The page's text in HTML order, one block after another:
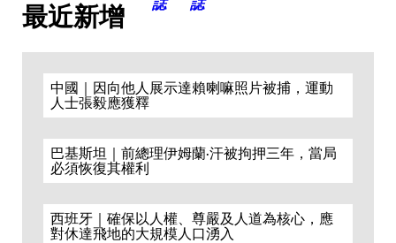
最近新增
中國｜因向他人展示達賴喇嘛照片被捕，運動
人士張毅應獲釋
巴基斯坦｜前總理伊姆蘭·汗被拘押三年，當局
必須恢復其權利
西班牙｜確保以人權、尊嚴及人道為核心，應
對休達飛地的大規模人口湧入